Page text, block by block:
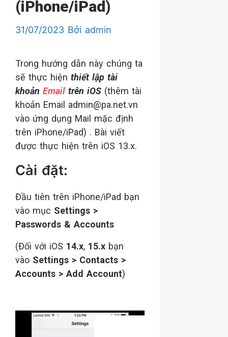
(iPhone/iPad)
31/07/2023 Bởi admin
Trong hướng dẫn này chúng ta
sẽ thực hiện thiết lập tài
khoản Email trên iOS (thêm tài
khoản Email admin@pa.net.vn
vào ứng dụng Mail mặc định
trên iPhone/iPad) . Bài viết
được thực hiện trên iOS 13.x.
Cài đặt:
Đầu tiên trên iPhone/iPad bạn
vào mục Settings >
Passwords & Accounts
(Đối với iOS 14.x, 15.x bạn
vào Settings > Contacts >
Accounts > Add Account)